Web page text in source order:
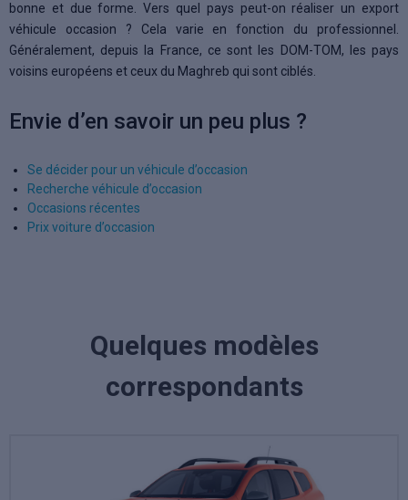
bonne et due forme. Vers quel pays peut-on réaliser un export
véhicule occasion ? Cela varie en fonction du professionnel.
Généralement, depuis la France, ce sont les DOM-TOM, les pays
voisins européens et ceux du Maghreb qui sont ciblés.
Envie d’en savoir un peu plus ?
Se décider pour un véhicule d’occasion
Recherche véhicule d’occasion
Occasions récentes
Prix voiture d’occasion
Quelques modèles
correspondants